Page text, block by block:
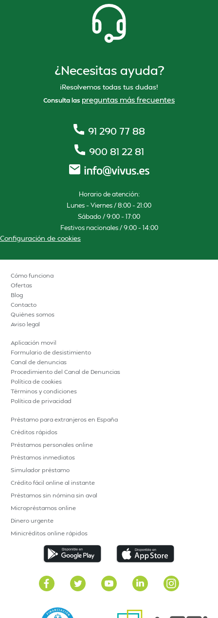
¿Necesitas ayuda?
¡Resolvemos todas tus dudas!
Consulta las preguntas más frecuentes
91 290 77 88
900 81 22 81
Horario de atención:
Lunes – Viernes / 8:00 – 21:00
Sábado / 9:00 – 17:00
Festivos nacionales / 9:00 – 14:00
Configuración de cookies
Cómo funciona
Ofertas
Blog
Contacto
Quiénes somos
Aviso legal
Aplicación movil
Formulario de desistimiento
Canal de denuncias
Procedimiento del Canal de Denuncias
Política de cookies
Términos y condiciones
Política de privacidad
Préstamo para extranjeros en España
Créditos rápidos
Préstamos personales online
Préstamos inmediatos
Simulador préstamo
Crédito fácil online al instante
Préstamos sin nómina sin aval
Micropréstamos online
Dinero urgente
Minicréditos online rápidos